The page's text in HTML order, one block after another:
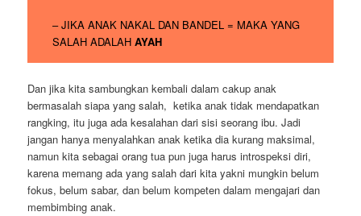
– JIKA ANAK NAKAL DAN BANDEL = MAKA YANG
SALAH ADALAH AYAH
Dan jika kita sambungkan kembali dalam cakup anak
bermasalah siapa yang salah, ketika anak tidak mendapatkan
rangking, itu juga ada kesalahan dari sisi seorang ibu. Jadi
jangan hanya menyalahkan anak ketika dia kurang maksimal,
namun kita sebagai orang tua pun juga harus introspeksi diri,
karena memang ada yang salah dari kita yakni mungkin belum
fokus, belum sabar, dan belum kompeten dalam mengajari dan
membimbing anak.